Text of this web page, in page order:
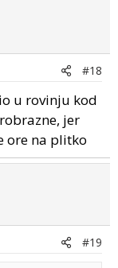
#18
u rovinju kod
jer
ore na plitko
#19